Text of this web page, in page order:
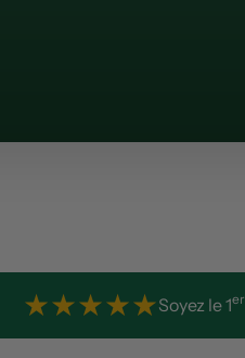
★★★★★Soyez le 1er